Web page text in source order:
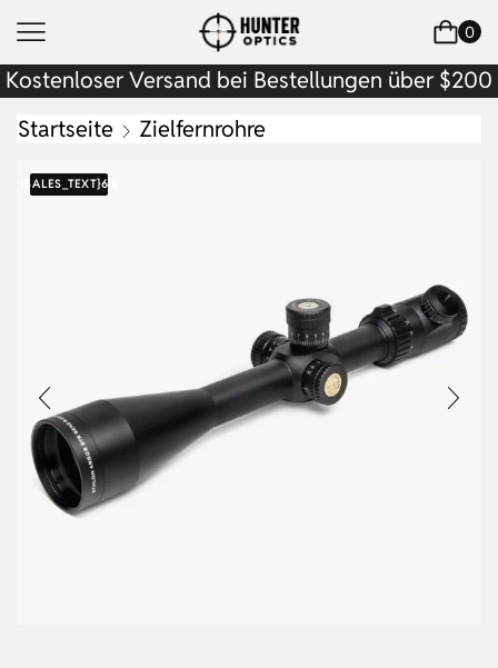
0
Kostenloser Versand bei Bestellungen über $200
Startseite
Zielfernrohre
{SALES_TEXT}6%